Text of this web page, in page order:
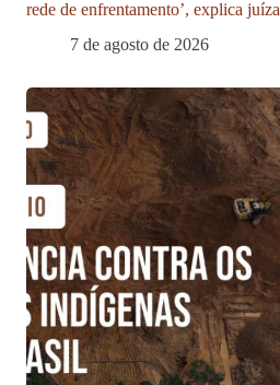
rede de enfrentamento’, explica juíza
7 de agosto de 2026